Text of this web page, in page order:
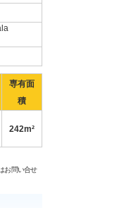
専有面
積
242m²
お問い合せ